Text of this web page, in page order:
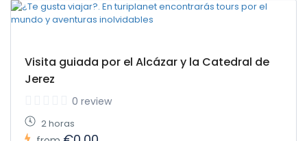
Visita guiada por el Alcázar y la Catedral de
Jerez
0 review
2 horas